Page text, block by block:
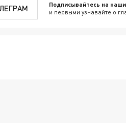
Подписывайтесь на
и первыми узнавайте о